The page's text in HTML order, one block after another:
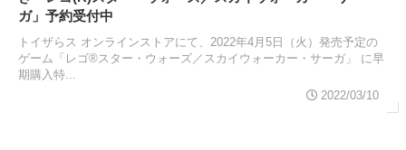
ガ」予約受付中
トイザらス オンラインストアにて、2022年4月5日（火）発売予定の
ゲーム「レゴ®スター・ウォーズ／スカイウォーカー・サーガ」 に早
期購入特...
2022/03/10